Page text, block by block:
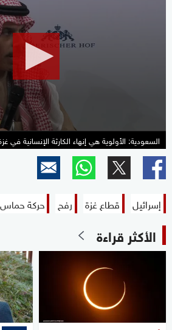
السعودية: الأولوية هي إنهاء الكارثة الإنسانية في
إسرائيل قطاع غزة رفح حركة حماس
الأكثر قراءة